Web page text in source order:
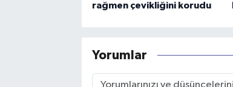
rağmen çevikliğini korudu
Yorumlar